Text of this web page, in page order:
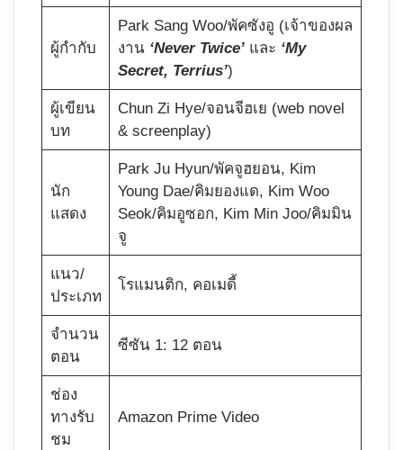
ผู้กำกับ
Park Sang Woo/พัคซังอู (เจ้าของผล
งาน ‘Never Twice’และ ‘My
Secret, Terrius’)
ผู้เขียน
บท
Chun Zi Hye/จอนจีฮเย (web novel
& screenplay)
นัก
แสดง
Park Ju Hyun/พัคจูฮยอน, Kim
Young Dae/คิมยองแด, Kim Woo
Seok/คิมอูซอก, Kim Min Joo/คิมมิน
จู
แนว/
ประเภท
โรแมนติก, คอเมดี้
จำนวน
ตอน
ซีซัน 1: 12 ตอน
ช่อง
ทางรับ
ชม
Amazon Prime Video